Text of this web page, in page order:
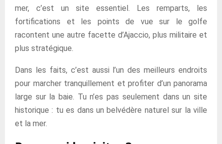
mer, c’est un site essentiel. Les remparts, les
fortifications et les points de vue sur le golfe
racontent une autre facette d’Ajaccio, plus militaire et
plus stratégique.
Dans les faits, c’est aussi l’un des meilleurs endroits
pour marcher tranquillement et profiter d’un panorama
large sur la baie. Tu n’es pas seulement dans un site
historique : tu es dans un belvédère naturel sur la ville
et la mer.